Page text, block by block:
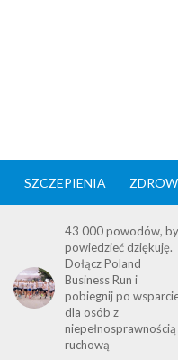
SZCZEPIENIA
43 000 powodów, by
powiedzieć dziękuję.
Dołącz Poland
Business Run i
pobiegnij po
dla osób z
niepełnosprawnością
ruchową